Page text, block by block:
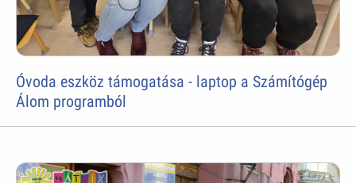
Óvoda eszköz támogatása - laptop a Számítógép
Álom programból